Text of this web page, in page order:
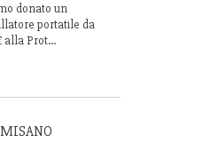
donato un
portatile da
alla Prot...